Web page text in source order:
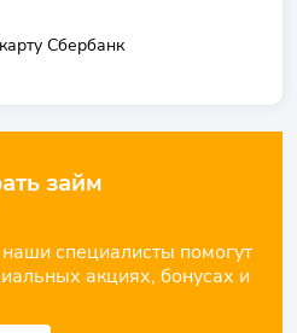
Сбербанк
займ
специалисты помогут
акциях, бонусах и